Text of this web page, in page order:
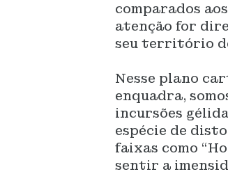
comparados
atenção for
seu território
Nesse plano
enquadra,
incursões
espécie de
faixas como
sentir a